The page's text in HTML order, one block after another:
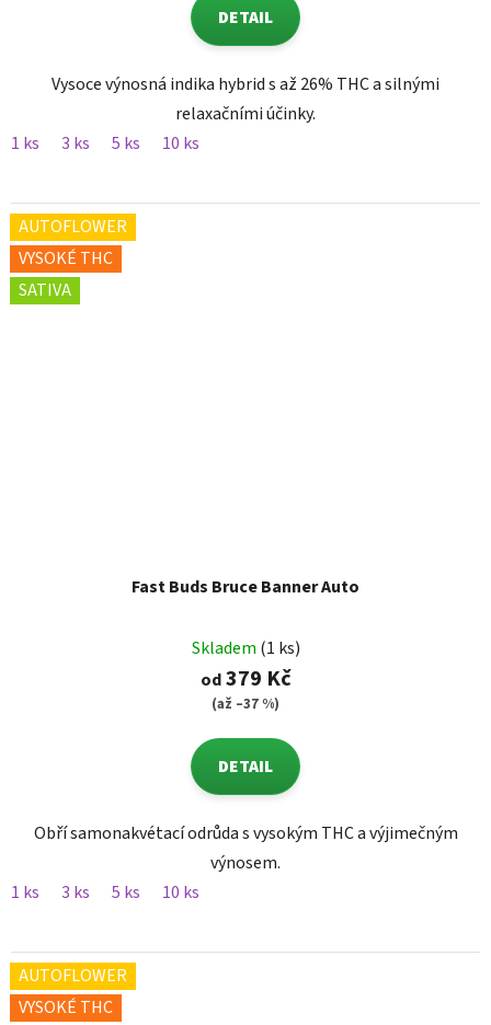
DETAIL
Vysoce výnosná indika hybrid s až 26% THC a silnými
relaxačními účinky.
1 ks
3 ks 5 ks 10 ks
AUTOFLOWER
VYSOKÉ THC
SATIVA
Fast Buds Bruce Banner Auto
Skladem (1 ks)
od379 Kč
(až –37 %)
DETAIL
Obří samonakvétací odrůda s vysokým THC a výjimečným
výnosem.
1 ks
3 ks 5 ks 10 ks
AUTOFLOWER
VYSOKÉ THC